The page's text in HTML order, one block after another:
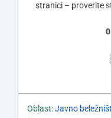
stranici – proverite
Oblast:Javno